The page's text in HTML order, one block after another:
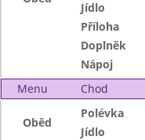
Jídlo
Příloha
Doplněk
Nápoj
Menu
Chod
Oběd
Polévka
Jídlo